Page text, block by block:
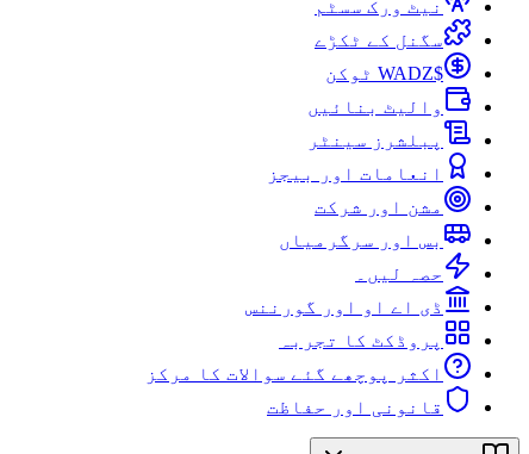
نیٹ ورک سسٹم
سگنل کے ٹکڑے
$WADZ ٹوکن
والیٹ بنائیں
پبلشرز سینٹر
انعامات اور بیجز
مشن اور شرکت
بس اور سرگرمیاں
حصہ لیں۔
ڈی اے او اور گورننس
پروڈکٹ کا تجربہ
اکثر پوچھے گئے سوالات کا مرکز
قانونی اور حفاظت